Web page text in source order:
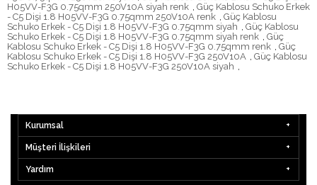
H05VV-F3G 0.75qmm 250V10A siyah renk
Güç Kablosu Schuko Erkek
- C5 Dişi 1.8 H05VV-F3G 0.75qmm 250V10A renk
Güç Kablosu
Schuko Erkek - C5 Dişi 1.8 H05VV-F3G 0.75qmm siyah
Güç Kablosu
Schuko Erkek - C5 Dişi 1.8 H05VV-F3G 0.75qmm siyah renk
Güç
Kablosu Schuko Erkek - C5 Dişi 1.8 H05VV-F3G 0.75qmm renk
Güç
Kablosu Schuko Erkek - C5 Dişi 1.8 H05VV-F3G 250V10A
Güç Kablosu
Schuko Erkek - C5 Dişi 1.8 H05VV-F3G 250V10A siyah
Kurumsal
Müşteri İlişkileri
Yardım